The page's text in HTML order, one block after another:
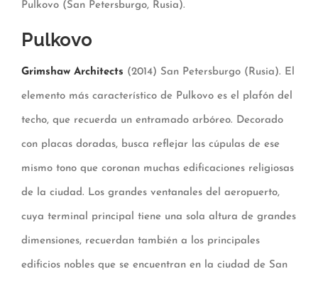
Pulkovo (San Petersburgo, Rusia).
Pulkovo
Grimshaw Architects (2014) San Petersburgo (Rusia). El
elemento más característico de Pulkovo es el plafón del
techo, que recuerda un entramado arbóreo. Decorado
con placas doradas, busca reflejar las cúpulas de ese
mismo tono que coronan muchas edificaciones religiosas
de la ciudad. Los grandes ventanales del aeropuerto,
cuya terminal principal tiene una sola altura de grandes
dimensiones, recuerdan también a los principales
edificios nobles que se encuentran en la ciudad de San